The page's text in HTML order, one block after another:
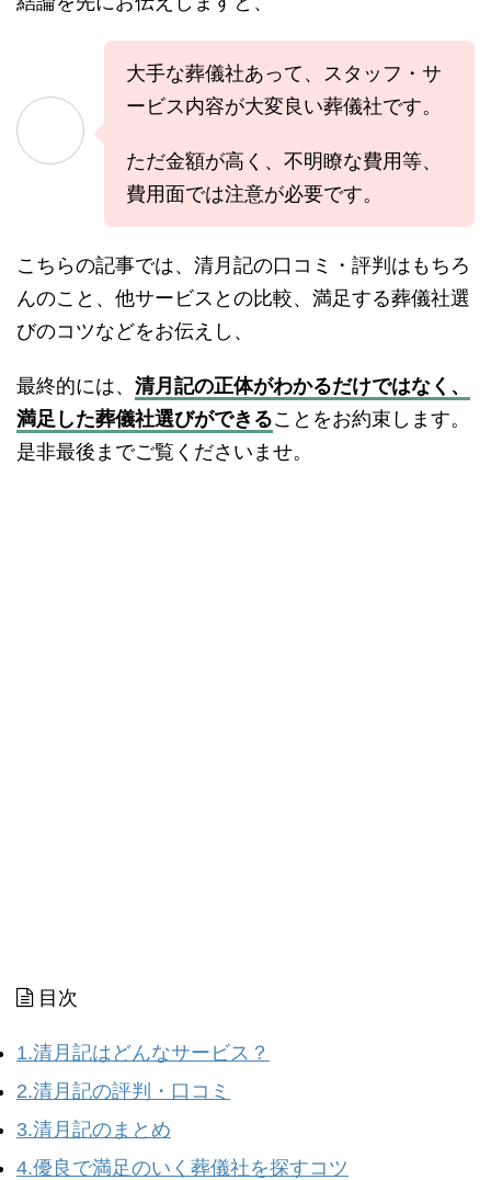
大手な葬儀社あって、スタッフ・サ
ービス内容が大変良い葬儀社です。
ただ金額が高く、不明瞭な費用等、
費用面では注意が必要です。
こちらの記事では、清月記の口コミ・評判はもちろ
んのこと、他サービスとの比較、満足する葬儀社選
びのコツなどをお伝えし、
最終的には、 清月記の正体がわかるだけではなく、
満足した葬儀社選びができることをお約束します。
是非最後までご覧くださいませ。
目次
1.清月記はどんなサービス？
2.清月記の評判・口コミ
3.清月記のまとめ
4.優良で満足のいく葬儀社を探すコツ